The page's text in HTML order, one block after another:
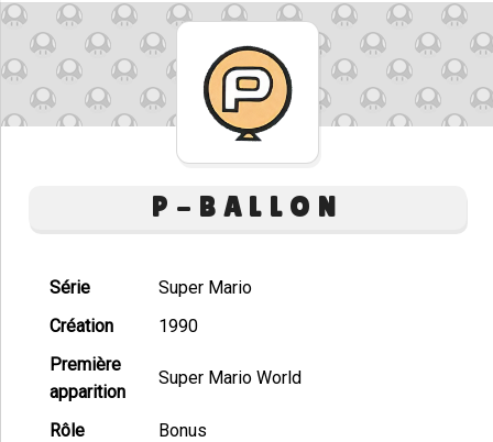
P-BALLON
Série
Super Mario
Création
1990
Première
apparition
Super Mario World
Rôle
Bonus